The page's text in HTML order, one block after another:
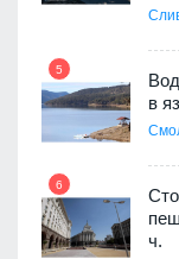
5
в
6
ч.